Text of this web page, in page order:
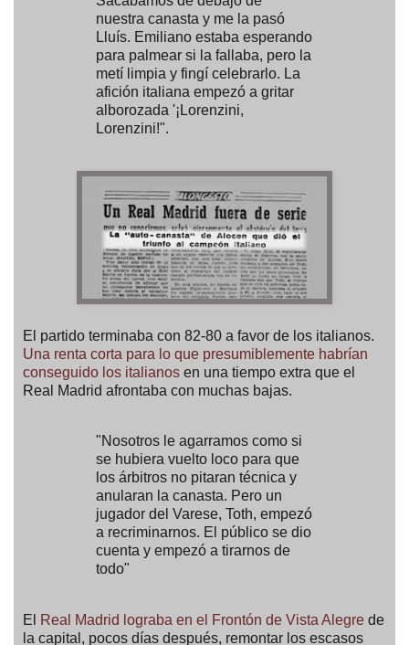
nuestra canasta y me la pasó
Lluís. Emiliano estaba esperando
para palmear si la fallaba, pero la
metí limpia y fingí celebrarlo. La
afición italiana empezó a gritar
alborozada '¡Lorenzini,
Lorenzini!".
El partido terminaba con 82-80 a favor de los italianos.
Una renta corta para lo que presumiblemente habrían
conseguido los italianos en una tiempo extra que el
Real Madrid afrontaba con muchas bajas.
"Nosotros le agarramos como si
se hubiera vuelto loco para que
los árbitros no pitaran técnica y
anularan la canasta. Pero un
jugador del Varese, Toth, empezó
a recriminarnos. El público se dio
cuenta y empezó a tirarnos de
todo"
El Real Madrid lograba en el Frontón de Vista Alegre de
la capital, pocos días después, remontar los escasos